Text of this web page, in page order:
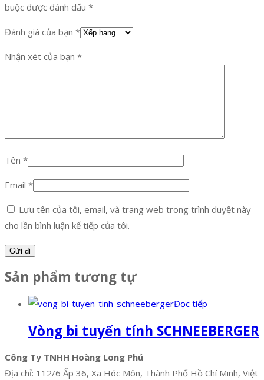
buộc được đánh dấu *
Đánh giá của bạn *
Nhận xét của bạn *
Tên *
Email *
Lưu tên của tôi, email, và trang web trong trình duyệt này
cho lần bình luận kế tiếp của tôi.
Sản phẩm tương tự
Đọc tiếp
Vòng bi tuyến tính SCHNEEBERGER
Công Ty TNHH Hoàng Long Phú
Địa chỉ: 112/6 Ấp 36, Xã Hóc Môn, Thành Phố Hồ Chí Minh, Việt